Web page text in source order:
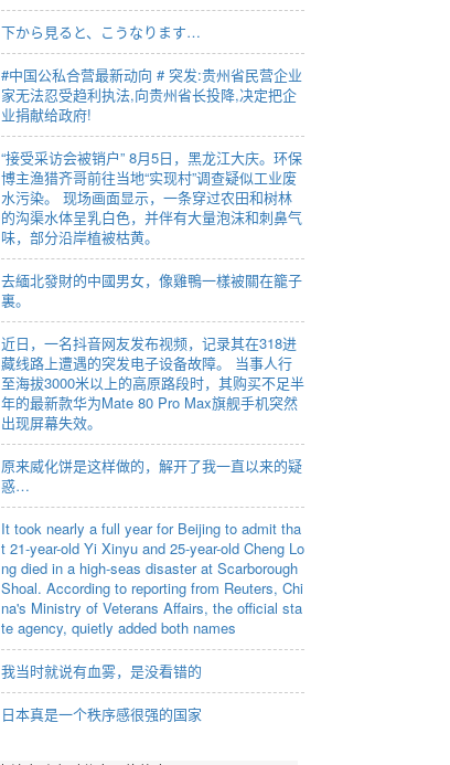
下から見ると、こうなります…
#中国公私合营最新动向 # 突发:贵州省民营企业
家无法忍受趋利执法,向贵州省长投降,决定把企
业捐献给政府!
“接受采访会被销户” 8月5日，黑龙江大庆。环保
博主渔猎齐哥前往当地“实现村”调查疑似工业废
水污染。 现场画面显示，一条穿过农田和树林
的沟渠水体呈乳白色，并伴有大量泡沫和刺鼻气
味，部分沿岸植被枯黄。
去緬北發財的中國男女，像雞鴨一樣被關在籠子
裏。
近日，一名抖音网友发布视频，记录其在318进
藏线路上遭遇的突发电子设备故障。 当事人行
至海拔3000米以上的高原路段时，其购买不足半
年的最新款华为Mate 80 Pro Max旗舰手机突然
出现屏幕失效。
原来威化饼是这样做的，解开了我一直以来的疑
惑…
It took nearly a full year for Beijing to admit tha
t 21-year-old Yi Xinyu and 25-year-old Cheng Lo
ng died in a high-seas disaster at Scarborough
Shoal. According to reporting from Reuters, Chi
na's Ministry of Veterans Affairs, the official sta
te agency, quietly added both names
我当时就说有血雾，是没看错的
日本真是一个秩序感很强的国家